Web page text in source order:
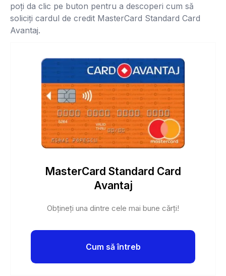
poți da clic pe buton pentru a descoperi cum să
soliciți cardul de credit MasterCard Standard Card
Avantaj.
MasterCard Standard Card
Avantaj
Obțineți una dintre cele mai bune cărți!
Cum să întreb